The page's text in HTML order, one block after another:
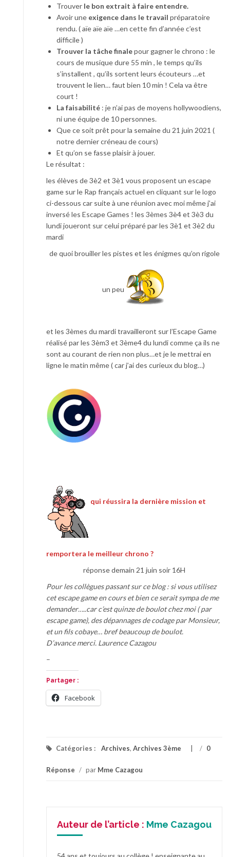
Trouver le bon extrait à faire entendre.
Avoir une exigence dans le travail préparatoire
rendu. ( aïe aïe aïe …en cette fin d’année c’est
difficile )
Trouver la tâche finalepour gagner le chrono : le
cours de musique dure 55 min , le temps qu’ils
s’installent , qu’ils sortent leurs écouteurs …et
trouvent le lien… faut bien 10 min ! Cela va être
court !
La faisabilité : je n’ai pas de moyens hollywoodiens,
ni une équipe de 10 personnes.
Que ce soit prêt pour la semaine du 21 juin 2021 (
notre dernier créneau de cours)
Et qu’on se fasse plaisir à jouer.
Le résultat :
les élèves de 3è2 et 3è1 vous proposent un escape
game sur le Rap français actuel en cliquant sur le logo
ci-dessous car suite à une réunion avec moi même j’ai
inversé les Escape Games ! les 3èmes 3è4 et 3è3 du
lundi joueront sur celui préparé par les 3è1 et 3è2 du
mardi
de quoi brouiller les pistes et les énigmes qu’on rigole
un peu
et les 3èmes du mardi travailleront sur l’Escape Game
réalisé par les 3èm3 et 3ème4 du lundi comme ça ils ne
sont au courant de rien non plus…et je le mettrai en
ligne le matin même ( car j’ai des curieux du blog…)
qui réussira la dernière mission et
remportera le meilleur chrono ?
réponse demain 21 juin soir 16H
Pour les collègues passant sur ce blog : si vous utilisez
cet escape game en cours et bien ce serait sympa de me
demander…..car c’est quinze de boulot chez moi ( par
escape game), des dépannages de codage par Monsieur,
et un fils cobaye… bref beaucoup de boulot.
D’avance merci. Laurence Cazagou
–
Partager :
Facebook
Catégories : Archives, Archives 3ème / 0
Réponse / par Mme Cazagou
Auteur de l’article : Mme Cazagou